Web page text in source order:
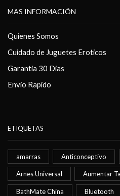
MAS INFORMACIÓN
Quienes Somos
Cuidado de Juguetes Eroticos
Garantia 30 Dias
Envio Rapido
ETIQUETAS
amarras Anticonceptivo
Arnes Universal Aumentar
BathMate China Bluetooth